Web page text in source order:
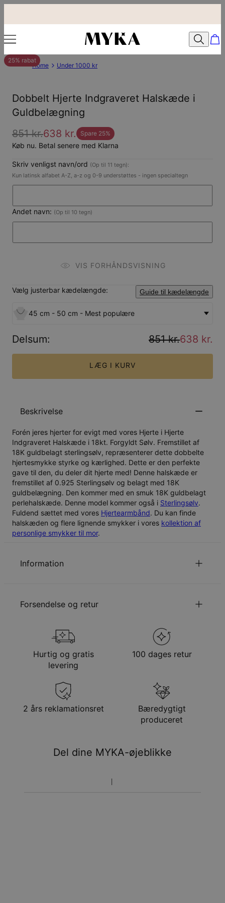
25% rabat
Home Under 1000 kr
Dobbelt Hjerte Indgraveret Halskæde i
Guldbelægning
851 kr.638 kr. Spare 25%
Køb nu. Betal senere med Klarna
Skriv venligst navn/ord (Op til 11 tegn):
Kun latinsk alfabet A-Z, a-z og 0-9 understøttes - ingen specialtegn
Andet navn: (Op til 10 tegn)
VIS FORHÅNDSVISNING
Vælg justerbar kædelængde: Guide til kædelængde
45 cm - 50 cm - Mest populære
Delsum: 851 kr.638 kr.
LÆG I KURV
Beskrivelse
Forén jeres hjerter for evigt med vores Hjerte i Hjerte
Indgraveret Halskæde i 18kt. Forgyldt Sølv. Fremstillet af
18K guldbelagt sterlingsølv, repræsenterer dette dobbelte
hjertesmykke styrke og kærlighed. Dette er den perfekte
gave til den, du deler dit hjerte med! Denne halskæde er
fremstillet af 0.925 Sterlingsølv og belagt med 18K
guldbelægning. Den kommer med en smuk 18K guldbelagt
perlehalskæde. Denne model kommer også i Sterlingsølv.
Fuldend sættet med vores Hjertearmbånd. Du kan finde
halskæden og flere lignende smykker i vores kollektion af
personlige smykker til mor.
Information
Udmålinger
35.81mm x 21.08mm
Stil/kollektion
Hypoallergenisk
Forsendelse og retur
forsendelsesmetode
Metode Anslået leveringsdato
Gratis levering
man. 24. aug. - tir. 25.
Hastelevering
lør. 15. aug. - man. 17.
aug.
Du vil ikke blive opkrævet yderligere afgifter.
Vær opmærksom på at tidsperioden nævnt ovenfor er
Hurtig og gratis
levering
100 dages retur
2 års reklamationsret
Bæredygtigt
produceret
Del dine MYKA-øjeblikke